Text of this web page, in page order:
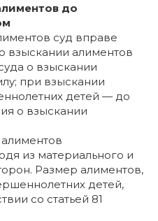
до
суд вправе
взыскании алиментов
о взыскании
при взыскании
детей — до
о взыскании
из материального и
Размер алиментов,
детей,
со статьей 81